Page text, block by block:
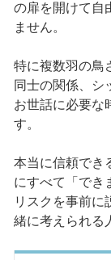
の扉を開けて自
ません。
特に複数羽の鳥
同士の関係、シ
お世話に必要な
す。
本当に信頼でき
にすべて「でき
リスクを事前に
緒に考えられる